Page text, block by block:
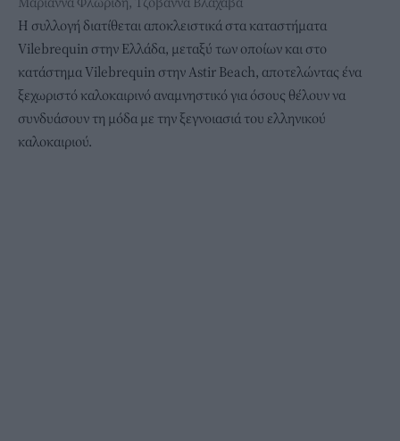
Η συλλογή διατίθεται αποκλειστικά στα καταστήματα
Vilebrequin στην Ελλάδα, μεταξύ των οποίων και στο
κατάστημα Vilebrequin στην Astir Beach, αποτελώντας ένα
ξεχωριστό καλοκαιρινό αναμνηστικό για όσους θέλουν να
συνδυάσουν τη μόδα με την ξεγνοιασιά του ελληνικού
καλοκαιριού.